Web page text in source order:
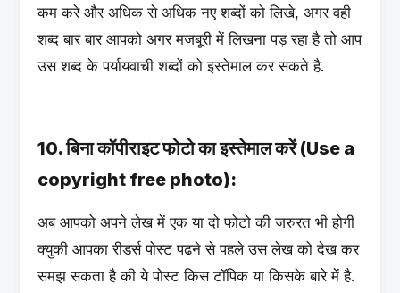
कम करे और अधिक से अधिक नए शब्दों को लिखे, अगर वही
शब्द बार बार आपको अगर मजबूरी में लिखना पड़ रहा है तो आप
उस शब्द के पर्यायवाची शब्दों को इस्तेमाल कर सकते है.
10. बिना कॉपीराइट फोटो का इस्तेमाल करें (Use a
copyright free photo):
अब आपको अपने लेख में एक या दो फोटो की जरुरत भी होगी
क्युकी आपका रीडर्स पोस्ट पढने से पहले उस लेख को देख कर
समझ सकता है की ये पोस्ट किस टॉपिक या किसके बारे में है.